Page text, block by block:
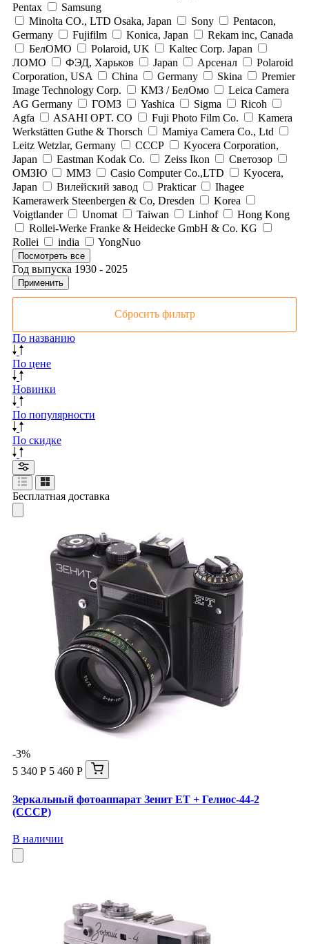
Pentax
Samsung
Minolta CO., LTD Osaka, Japan
Sony
Pentacon,
Germany
Fujifilm Konica, Japan
Rekam inc, Canada
БелОМО
Polaroid, UK
Kaltec Corp. Japan
ЛОМО
ФЭД, Харьков Japan Арсенал
Polaroid
Corporation, USA
China Germany Skina
Premier
Image Technology Corp.
КМЗ / БелОмо
Leica Camera
AG Germany
ГОМЗ Yashica Sigma
Ricoh
Agfa
ASAHI OPT. CO Fuji Photo Film Co.
Kamera
Werkstätten Guthe & Thorsch
Mamiya Camera Co., Ltd
Leitz Wetzlar, Germany
СССР
Kyocera Corporation,
Japan
Eastman Kodak Co. Zeiss Ikon
Светозор
ОМЗЮ
ММЗ Casio Computer Co.,LTD
Kyocera,
Japan
Вилейский завод Prakticar
Ihagee
Kamerawerk Steenbergen & Co, Dresden
Korea
Voigtlander
Unomat Taiwan Linhof
Hong Kong
Rollei-Werke Franke & Heidecke GmbH & Co. KG
Rollei
india YongNuo
Посмотреть все
Год выпуска 1930 - 2025
Применить
Сбросить фильтр
По названию
По цене
Новинки
По популярности
По скидке
Бесплатная доставка
-3%
5 340 Р 5 460 Р
Зеркальный фотоаппарат Зенит ЕТ + Гелиос-44-2
(СССР)
В наличии